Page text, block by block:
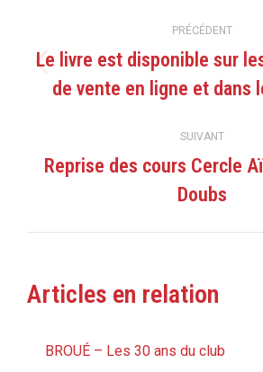
article
PRÉCÉDENT
Article
Le livre est disponible sur
de vente en ligne et dans
SUIVANT
Article
suivant
:
Reprise des cours Cercle
Doubs
Articles en relation
BROUÉ – Les 30 ans du club